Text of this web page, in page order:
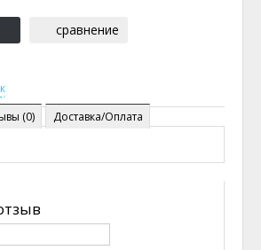
сравнение
(0) Доставка/Оплата